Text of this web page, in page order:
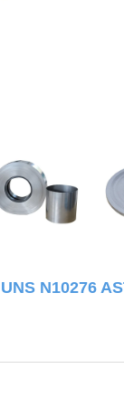
N10276